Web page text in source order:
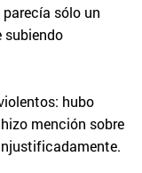
sólo un
subiendo
hubo
mención sobre